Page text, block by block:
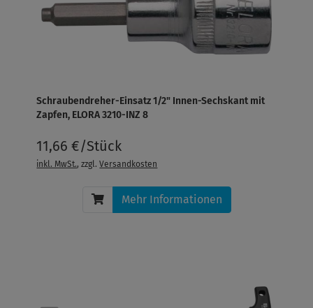
Schraubendreher-Einsatz 1/2" Innen-Sechskant mit
Zapfen, ELORA 3210-INZ 8
11,66 €/Stück
inkl. MwSt., zzgl.Versandkosten
Mehr Informationen